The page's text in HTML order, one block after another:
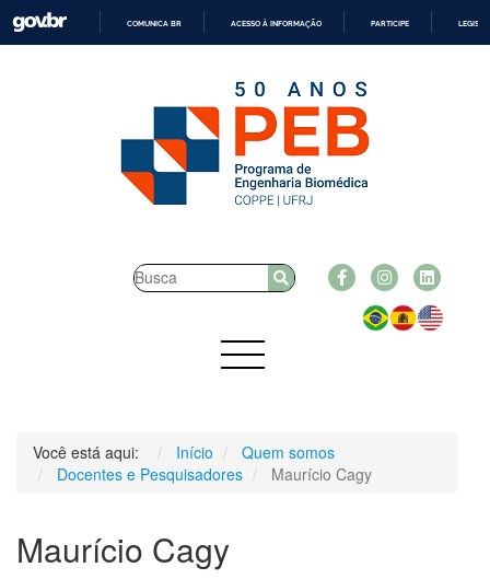
O
CONTEÚDO
COMUNICA BR ACESSO À INFORMAÇÃO PARTICIPE
Você está aqui: Início
Quem somos
Docentes e Pesquisadores
Maurício Cagy
Maurício Cagy